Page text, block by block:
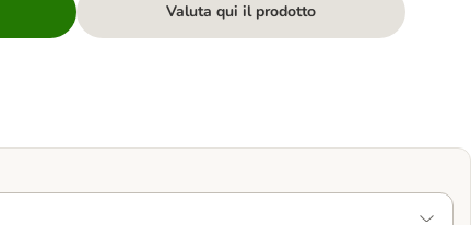
Valuta qui il prodotto